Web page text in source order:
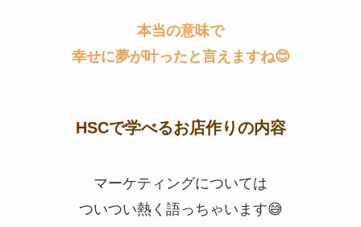
本当の意味で
幸せに夢が叶ったと言えますね😊
HSCで学べるお店作りの内容
マーケティングについては
ついつい熱く語っちゃいます😅